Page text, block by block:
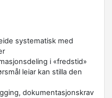
systematisk med
i «fredstid»
leiar kan stilla den
dokumentasjonskrav